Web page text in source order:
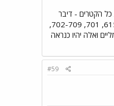
לחשמל את כל הקטרים - דיבר
שטויות. לא ניתן לחשמל את הקטרים הבאים בשום אופן: 108- 126, 131, 161, 162, 261, 262, 263, 601- 615, 701, 702-709,
קטרים חשמליים ואלה יהיו כנראה
#59